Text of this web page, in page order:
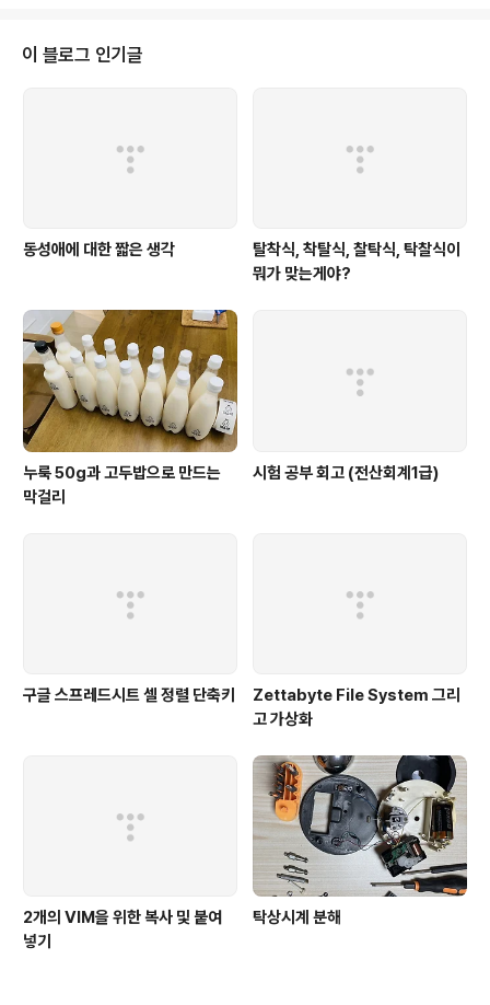
이라 할 수 없다. 과학과 수학의 다른 점이라고 한다면, 과학은 "가능한" 모든 현
상에 대해 수학의 논리를 빌린 것일 뿐, 생각할수 없고, 관찰되지..
이 블로그 인기글
동성애에 대한 짧은 생각
탈착식, 착탈식, 찰탁식, 탁찰식이
뭐가 맞는게야?
누룩 50g과 고두밥으로 만드는
막걸리
시험 공부 회고 (전산회계1급)
구글 스프레드시트 셀 정렬 단축키
Zettabyte File System 그리
고 가상화
2개의 VIM을 위한 복사 및 붙여
넣기
탁상시계 분해